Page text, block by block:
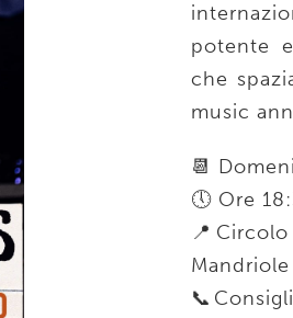
potente
che
music
📆
🕔 Ore
Mandriole